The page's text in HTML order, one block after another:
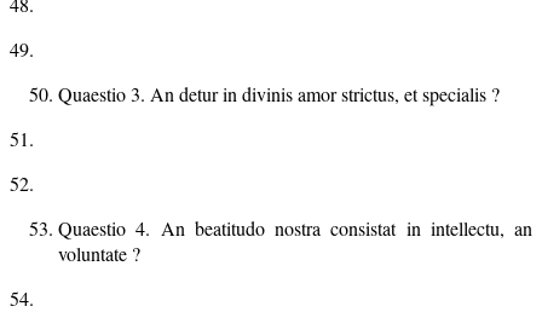
49.
Quaestio 3. An detur in divinis amor strictus, et specialis ?
51.
52.
Quaestio 4. An beatitudo nostra consistat in intellectu, an
voluntate ?
54.